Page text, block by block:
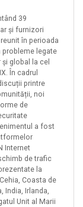
39
și furnizori
în perioada
probleme legate
global la cel
În cadrul
printre
noi
de
a fost
Internet
de trafic
la
Coasta de
India, Irlanda,
Unit al Marii